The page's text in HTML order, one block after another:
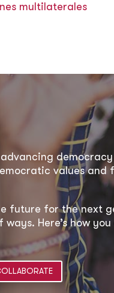
multilaterales
values and
future for the next
Here’s how